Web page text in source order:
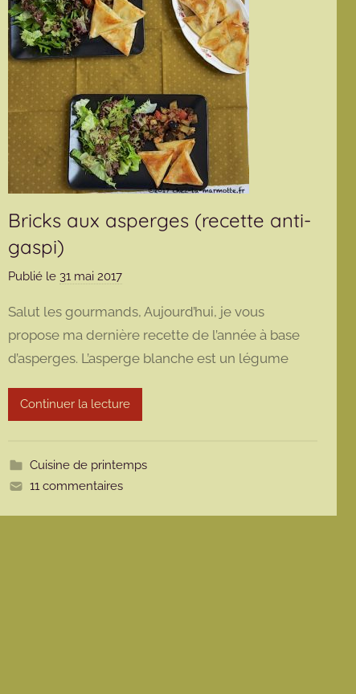
Bricks aux asperges (recette anti-
gaspi)
Publié le 31 mai 2017p
r
m
a
m
o
t
e
Salut les gourmands, Aujourd’hui, je vous
propose ma dernière recette de l’année à base
d’asperges. L’asperge blanche est un légume
Continuer la lecture
Cuisine de printemps
11 commentaires